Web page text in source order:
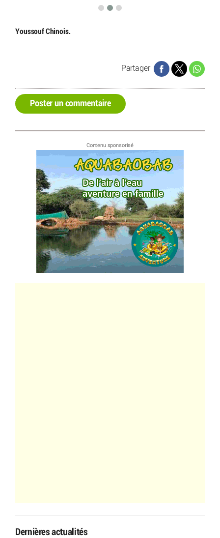
Youssouf Chinois.
Partager
Poster un commentaire
Dernières actualités